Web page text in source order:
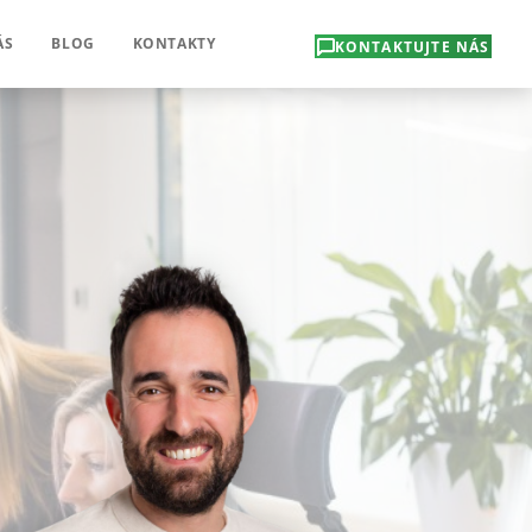
BLOG KONTAKTY KONTAKTUJTE NÁS